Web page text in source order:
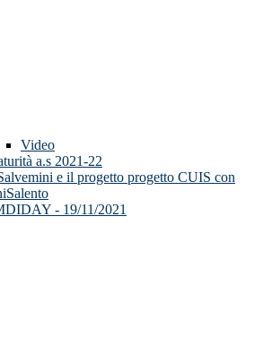
Video
a.s 2021-22
e il progetto progetto CUIS con
- 19/11/2021